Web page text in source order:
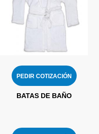
PEDIR COTIZACIÓN
BATAS DE BAÑO